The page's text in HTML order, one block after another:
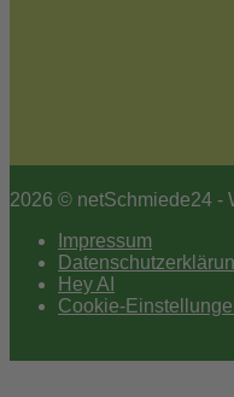
2026 © netSchmiede24 -
Impressum
Hey AI
Cookie-